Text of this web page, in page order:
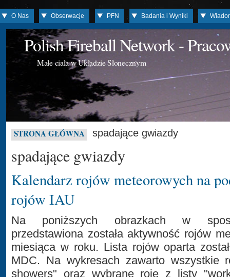
O Nas Obserwacje PFN Badania i Wyniki
Polish Fireball Network -
Małe ciała w Układzie Słonecznym
STRONA GŁÓWNA spadające gwiazdy
spadające gwiazdy
Kalendarz rojów meteorowych na
rojów IAU
Na poniższych obrazkach w
przedstawiona została aktywność rojów
miesiąca w roku. Lista rojów oparta
MDC. Na wykresach zawarto wszystkie
showers" oraz wybrane roje z listy